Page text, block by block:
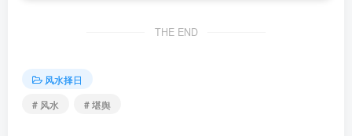
THE END
风水择日
# 风水
# 堪舆